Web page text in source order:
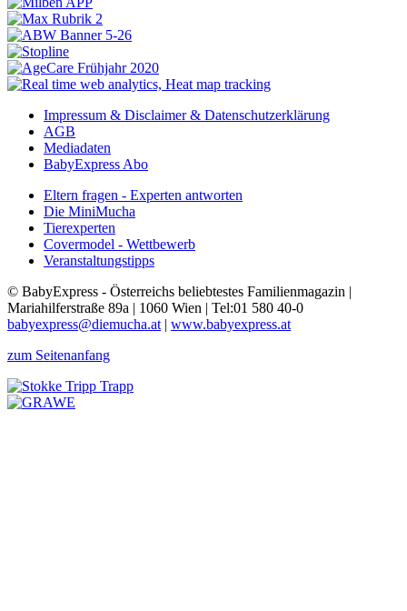
Impressum & Disclaimer & Datenschutzerklärung
AGB
Mediadaten
BabyExpress Abo
Eltern fragen - Experten antworten
Die MiniMucha
Tierexperten
Covermodel - Wettbewerb
Veranstaltungstipps
© BabyExpress - Österreichs beliebtestes Familienmagazin |
Mariahilferstraße 89a | 1060 Wien | Tel:01 580 40-0
babyexpress@diemucha.at | www.babyexpress.at
zum Seitenanfang